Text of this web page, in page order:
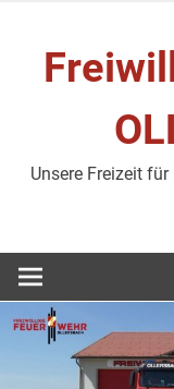
springen
Unsere Freizeit